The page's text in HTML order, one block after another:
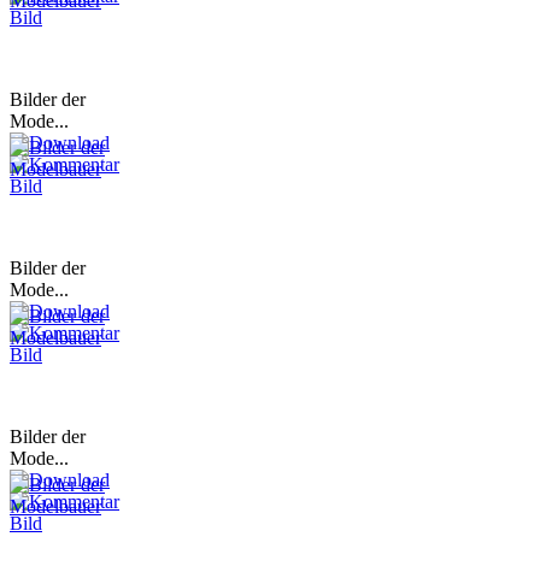
Bilder der
Mode...
Bilder der
Mode...
Bilder der
Mode...